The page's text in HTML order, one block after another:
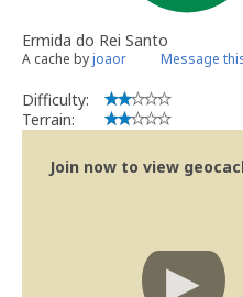
Ermida do Rei Santo
A cache byjoaor Message
Difficulty:
Terrain:
Join now to view